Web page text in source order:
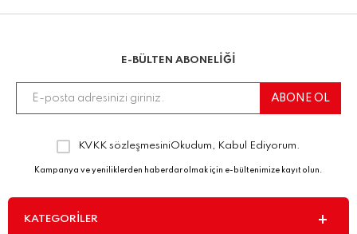
E-BÜLTEN ABONELİĞİ
KVKK sözleşmesiniOkudum, Kabul Ediyorum.
Kampanya ve yeniliklerden haberdar olmak için e-bültenimize kayıt olun.
KATEGORILER